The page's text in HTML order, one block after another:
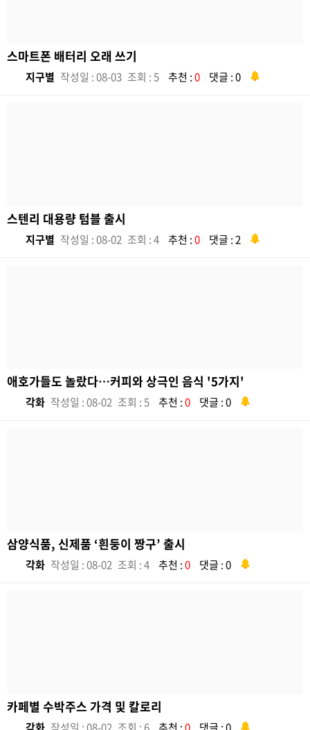
스마트폰 배터리 오래 쓰기
지구별 작성일 : 08-03 조회 : 5 추천 :0 댓글 : 0
스텐리 대용량 텀블 출시
지구별 작성일 : 08-02 조회 : 4 추천 :0 댓글 : 2
애호가들도 놀랐다…커피와 상극인 음식 '5가지'
각화 작성일 : 08-02 조회 : 5 추천 :0 댓글 : 0
삼양식품, 신제품 ‘흰둥이 짱구’ 출시
각화 작성일 : 08-02 조회 : 4 추천 :0 댓글 : 0
카페별 수박주스 가격 및 칼로리